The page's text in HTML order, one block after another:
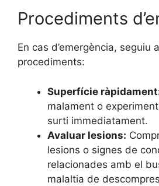
Procediments
En cas d’emergència, seguiu
procediments:
Superfície
malament o
surti immediatament.
Avaluar lesions:
lesions o signes de
relacionades amb el
malaltia de